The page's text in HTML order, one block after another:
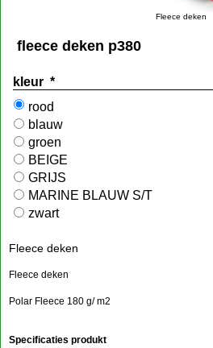
Fleece deken
fleece deken p380
kleur *
rood
blauw
groen
BEIGE
GRIJS
MARINE BLAUW S/T
zwart
Fleece deken
Fleece deken
Polar Fleece 180 g/ m2
Specificaties produkt